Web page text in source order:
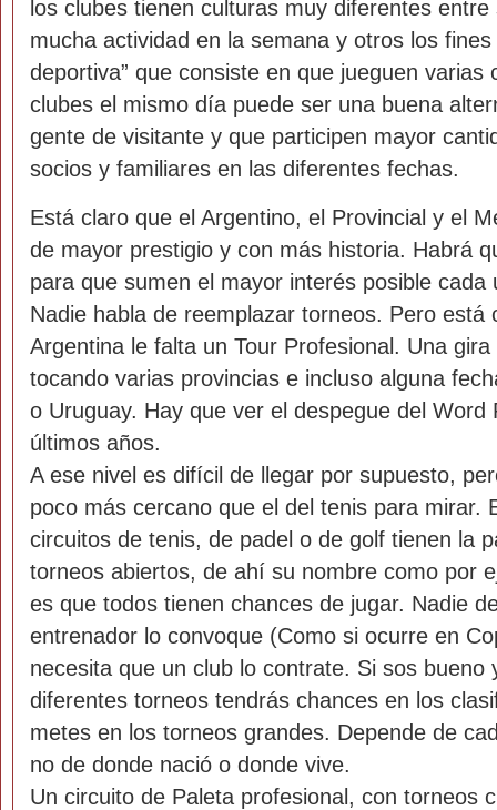
los clubes tienen culturas muy diferentes
mucha actividad en la semana y otros los
deportiva” que consiste en que jueguen varias
clubes el mismo día puede ser una buena
gente de visitante y que participen mayor
socios y familiares en las diferentes fechas.
Está claro que el Argentino, el Provincial y el
de mayor prestigio y con más historia. Habrá
para que sumen el mayor interés posible cada
Nadie habla de reemplazar torneos. Pero está
Argentina le falta un Tour Profesional. Una
tocando varias provincias e incluso alguna
o Uruguay. Hay que ver el despegue del Word
últimos años.
A ese nivel es difícil de llegar por supuesto,
poco más cercano que el del tenis para mirar.
circuitos de tenis, de padel o de golf tienen la
torneos abiertos, de ahí su nombre como por
es que todos tienen chances de jugar. Nadie
entrenador lo convoque (Como si ocurre en
necesita que un club lo contrate. Si sos bueno
diferentes torneos tendrás chances en los
metes en los torneos grandes. Depende de
no de donde nació o donde vive.
Un circuito de Paleta profesional, con torneos